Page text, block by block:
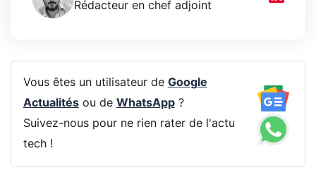
Rédacteur en chef adjoint
Vous êtes un utilisateur de Google
Actualitésou de WhatsApp?
Suivez-nous pour ne rien rater de l'actu
tech !